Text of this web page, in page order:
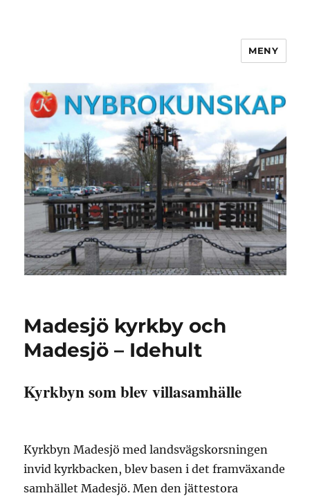
MENY
Madesjö kyrkby och
Madesjö – Idehult
Kyrkbyn som blev villasamhälle
Kyrkbyn Madesjö med landsvägskorsningen
invid kyrkbacken, blev basen i det framväxande
samhället Madesjö. Men den jättestora